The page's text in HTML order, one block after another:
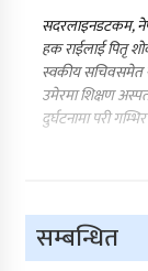
सदरलाइनडटकम,
हक राईलाई पितृ
स्वकीय सचिवसमेत
उमेरमा शिक्षण
दुर्घटनामा परी
सम्बन्धित